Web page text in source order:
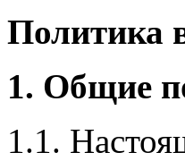
Политика
1. Общие
1.1.